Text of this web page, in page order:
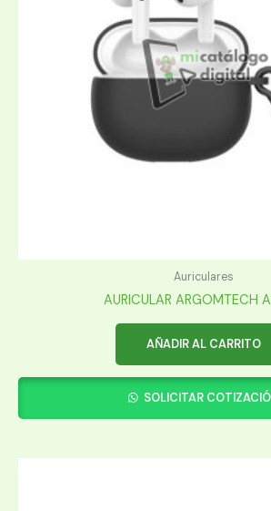
Auriculares
AURICULAR ARGOMTECH
AÑADIR AL CARRITO
SOLICITAR